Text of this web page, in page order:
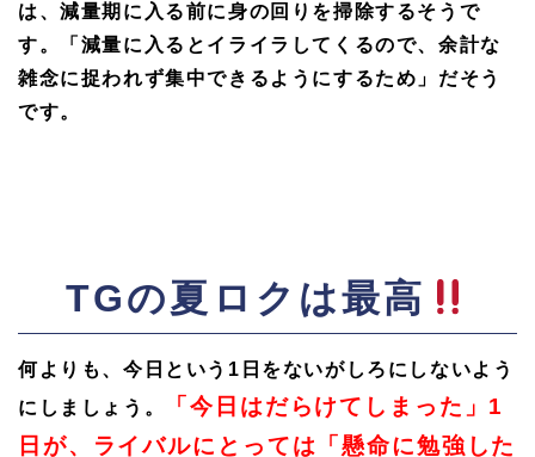
は、減量期に入る前に身の回りを掃除するそうで
す。「減量に入るとイライラしてくるので、余計な
雑念に捉われず集中できるようにするため」だそう
です。
TGの夏ロクは最高
何よりも、 今日という1日をないがしろにしないよう
にしましょう。
「今日はだらけてしまった」1
日が、ライバルにとっては「懸命に勉強した